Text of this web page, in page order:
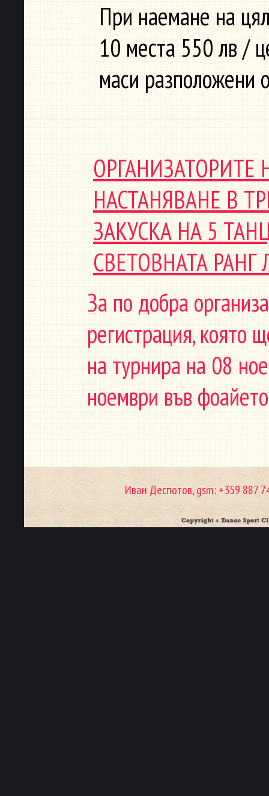
При наемане на
10 места 550 лв /
маси разположени
ОРГАНИЗАТОРИТЕ
НАСТАНЯВАНЕ В
ЗАКУСКА НА 5
СВЕТОВНАТА РАНГ
За по добра
регистрация, която
на турнира на 08
ноември във
Иван Деспотов, gsm: +359 887